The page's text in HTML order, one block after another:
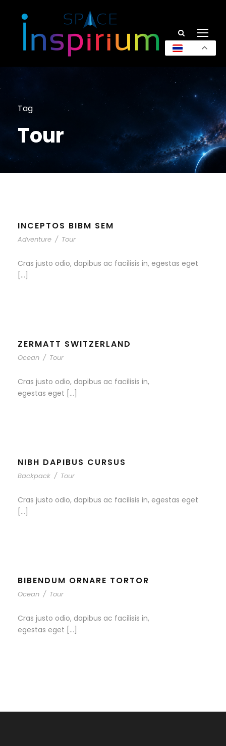
Tag
Tour
INCEPTOS BIBM SEM
Adventure / Tour
Cras justo odio, dapibus ac facilisis in, egestas eget
[…]
ZERMATT SWITZERLAND
Ocean / Tour
Cras justo odio, dapibus ac facilisis in,
egestas eget […]
NIBH DAPIBUS CURSUS
Backpack / Tour
Cras justo odio, dapibus ac facilisis in, egestas eget
[…]
BIBENDUM ORNARE TORTOR
Ocean / Tour
Cras justo odio, dapibus ac facilisis in,
egestas eget […]